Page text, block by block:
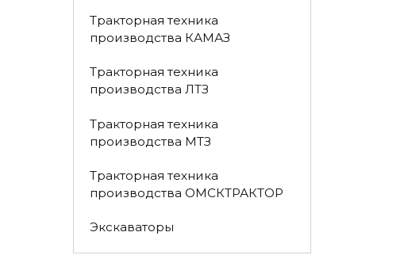
Тракторная техника
производства КАМАЗ
Тракторная техника
производства ЛТЗ
Тракторная техника
производства МТЗ
Тракторная техника
производства ОМСКТРАКТОР
Экскаваторы